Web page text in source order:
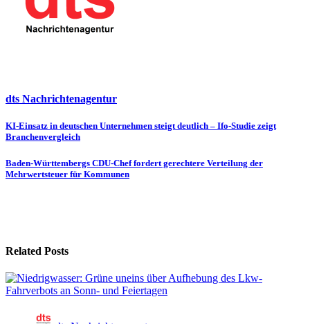
dts Nachrichtenagentur
Beitragsnavigation
KI-Einsatz in deutschen Unternehmen steigt deutlich – Ifo-Studie zeigt
Branchenvergleich
Baden-Württembergs CDU-Chef fordert gerechtere Verteilung der
Mehrwertsteuer für Kommunen
Related Posts